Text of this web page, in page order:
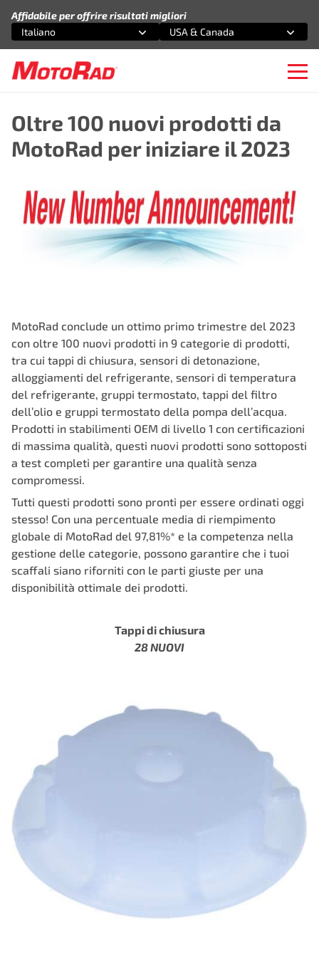
Affidabile per offrire risultati migliori
Seleziona un'opzione
Italiano
Seleziona un'opzione
USA & Canada
Oltre 100 nuovi prodotti da
MotoRad per iniziare il 2023
MotoRad conclude un ottimo primo trimestre del 2023
con oltre 100 nuovi prodotti in 9 categorie di prodotti,
tra cui tappi di chiusura, sensori di detonazione,
alloggiamenti del refrigerante, sensori di temperatura
del refrigerante, gruppi termostato, tappi del filtro
dell’olio e gruppi termostato della pompa dell’acqua.
Prodotti in stabilimenti OEM di livello 1 con certificazioni
di massima qualità, questi nuovi prodotti sono sottoposti
a test completi per garantire una qualità senza
compromessi.
Tutti questi prodotti sono pronti per essere ordinati oggi
stesso! Con una percentuale media di riempimento
globale di MotoRad del 97,81%* e la competenza nella
gestione delle categorie, possono garantire che i tuoi
scaffali siano riforniti con le parti giuste per una
disponibilità ottimale dei prodotti.
Tappi di chiusura
28 NUOVI